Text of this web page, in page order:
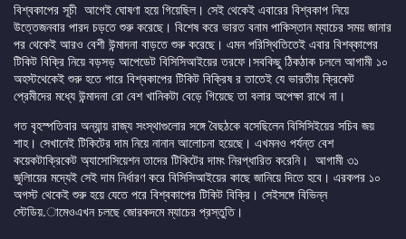
বিশ্বকাপের সূচী আগেই ঘোষণা হয়ে গিয়েছিল। সেই থেকেই এবারের বিশ্বকাপ নিয়ে
উত্তেজনবার পারদ চড়তে শুরু করেছে। বিশেষ করে ভারত বনাম পাকিস্তান ম্যাচের সময় জানার
পর থেকেই আরও বেশী উন্মাদনা বাড়তে শুরু করেছে। এমন পরিস্থিতিতেই এবার বিশব্কাপের
টিকিট বিক্রি নিয়ে বড়সড় আপেডেট বিসিসিআইয়ের তরফে।সবকিছু ঠিকঠাক চললে আগামী ১০
অহস্টথেকেই শুরু হতে পারে বিশ্বকাপের টিকিট বিক্রিষ র তাতেই যে ভারতীয় ক্রিকেট
প্রেমীদের মধ্যে উন্মাদনা রো বেশ খানিকটা বেড়ে গিয়েছে তা বলার অপেক্ষা রাখে না।
গত বৃহস্পতিবার অন্যান্য় রাজ্য সংস্থাগুলোর সঙ্গে বৈছঠকে বসেছিলেন বিসিসিইয়ের সচিব জয়
শাহ। সেখানেই টিকিটের দাম নিয়ে নানান আলোচনা হয়েছে। এখমনও পর্যন্ত বেশ
কয়েকটাক্রিকেট অ্যাসোসিয়েশন তাদের টিকিটের দামং নিরপ্ধারিত করেনি। আগামী ৩১
জুলািয়ের মদ্যেই সেই দাম নির্ধারণ করে বিসিসিআইয়ের কাছে জানিয়ে দিতে হবে। এরকপর ১০
অগস্ট থেকেই শুরু হয়ে যেতে পরে বিশ্বকাপের টিকিট বিক্রি। সেইসঙ্গে বিভিন্ন
স্টেডিয়.ামেওএখন চলছে জোরকদমে ম্যাচের প্রস্তুতি।